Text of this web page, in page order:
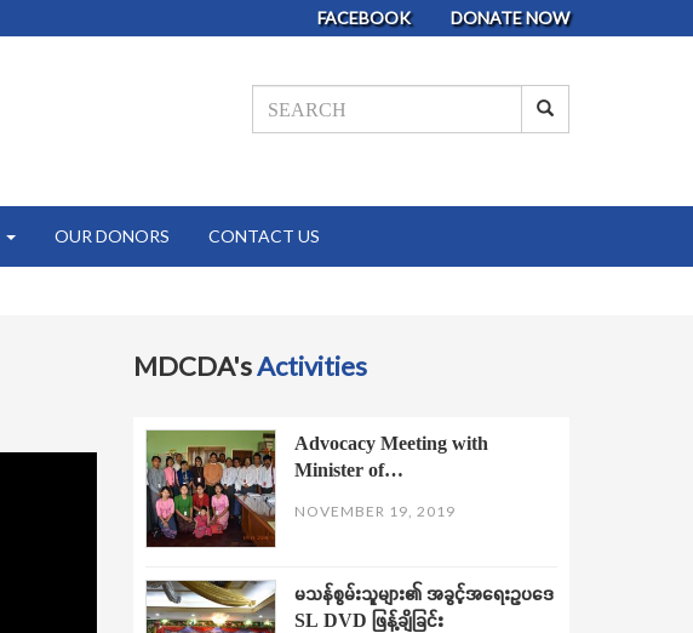
FACEBOOK DONATE NOW
OUR DONORS CONTACT US
MDCDA'sActivities
Advocacy Meeting with
Minister of…
NOVEMBER 19, 2019
မသန်စွမ်းသူများ၏ အခွင့်အရေးဥပဒေ
SL DVD ဖြန့်ချိခြင်း